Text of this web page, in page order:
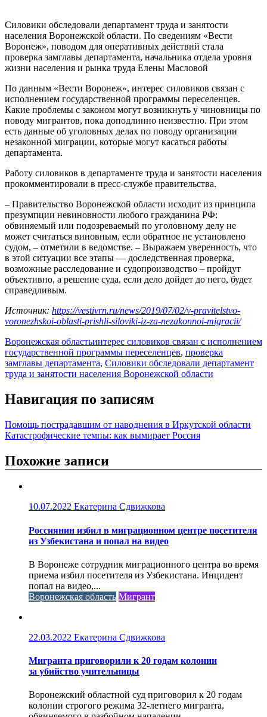
Силовики обследовали департамент труда и занятости
населения Воронежской области. По сведениям «Вести
Воронеж», поводом для оперативных действий стала
проверка замглавы департамента, начальника отдела уровня
жизни населения и рынка труда Елены Масловой
По данным «Вести Воронеж», интерес силовиков связан с
исполнением государственной программы переселенцев.
Какие проблемы с законом могут возникнуть у чиновницы по
поводу мигрантов, пока доподлинно неизвестно. При этом
есть данные об уголовных делах по поводу организации
незаконной миграции, которые могут касаться работы
департамента.
Работу силовиков в департаменте труда и занятости населения
прокомментировали в пресс-службе правительства.
– Правительство Воронежской области исходит из принципа
презумпции невиновности любого гражданина РФ:
обвиняемый или подозреваемый по уголовному делу не
может считаться виновным, если обратное не установлено
судом, – отметили в ведомстве. – Выражаем уверенность, что
в этой ситуации все этапы — доследственная проверка,
возможные расследование и судопроизводство – пройдут
объективно, а решение суда, если дело дойдет до него, будет
справедливым.
Источник: https://vestivrn.ru/news/2019/07/02/v-pravitelstvo-
voronezhskoi-oblasti-prishli-siloviki-iz-za-nezakonnoi-migracii/
Воронежская областьинтерес силовиков связан с исполнением
государственной программы переселенцев, проверка
замглавы департамента, Силовики обследовали департамент
труда и занятости населения Воронежской области
Навигация по записям
Помощь пострадавшим от наводнения в Иркутской области
Катастрофические темпы: как вымирает Россия
Похожие записи
10.07.2022 Екатерина Сдвижкова
Россиянин избил в миграционном центре посетителя
из Узбекистана и попал на видео
В Воронеже сотрудник миграционного центра во время
приема избил посетителя из Узбекистана. Инцидент
попал на видео,...
Воронежская область Мигрант
22.03.2022 Екатерина Сдвижкова
Мигранта приговорили к 20 годам колонии
за убийство учительницы
Воронежский областной суд приговорил к 20 годам
колонии строгого режима 32-летнего мигранта,